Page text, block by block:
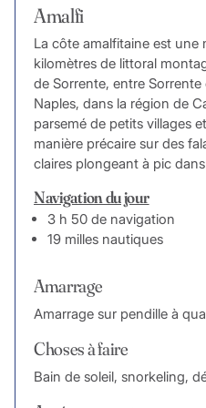
Amalfi
La côte amalfitaine est
kilomètres de littoral
de Sorrente, entre
Naples, dans la région de
parsemé de petits villages
manière précaire sur des
claires plongeant à pic
Navigation du jour
3 h 50 de navigation
19 milles nautiques
Amarrage
Amarrage sur pendille à
Choses à faire
Bain de soleil, snorkeling,